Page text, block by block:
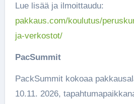
Lue lisää ja ilmoittaudu:
pakkaus.com/koulutus/
ja-verkostot/
PacSummit
PackSummit kokoaa
10.11. 2026,